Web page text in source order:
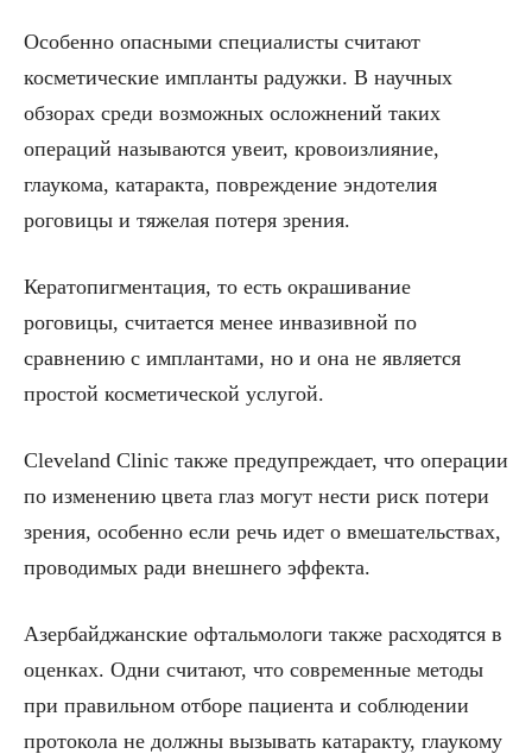
Особенно опасными специалисты считают
косметические импланты радужки. В научных
обзорах среди возможных осложнений таких
операций называются увеит, кровоизлияние,
глаукома, катаракта, повреждение эндотелия
роговицы и тяжелая потеря зрения.
Кератопигментация, то есть окрашивание
роговицы, считается менее инвазивной по
сравнению с имплантами, но и она не является
простой косметической услугой.
Cleveland Clinic также предупреждает, что операции
по изменению цвета глаз могут нести риск потери
зрения, особенно если речь идет о вмешательствах,
проводимых ради внешнего эффекта.
Азербайджанские офтальмологи также расходятся в
оценках. Одни считают, что современные методы
при правильном отборе пациента и соблюдении
протокола не должны вызывать катаракту, глаукому